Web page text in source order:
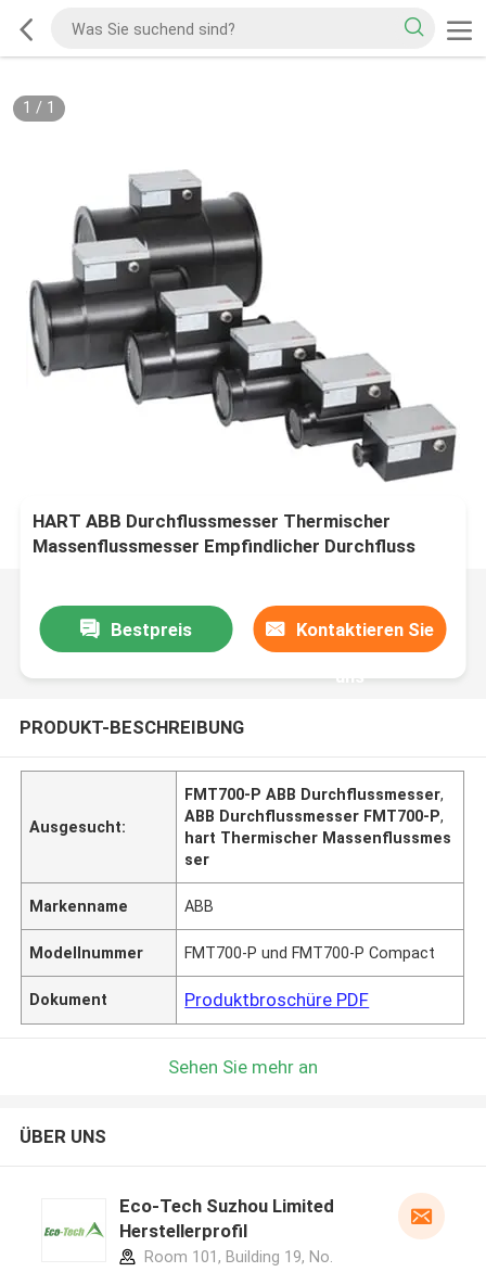
1 / 1
HART ABB Durchflussmesser Thermischer
Massenflussmesser Empfindlicher Durchfluss
Bestpreis Kontaktieren Sie
uns
PRODUKT-BESCHREIBUNG
Ausgesucht:
FMT700-P ABB Durchflussmesser,
ABB Durchflussmesser FMT700-P,
hart Thermischer Massenflussmes
ser
Markenname ABB
Modellnummer FMT700-P und FMT700-P Compact
Dokument Produktbroschüre PDF
Sehen Sie mehr an
ÜBER UNS
Eco-Tech Suzhou Limited
Herstellerprofil
Room 101, Building 19, No.